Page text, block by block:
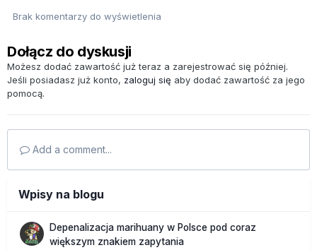
Brak komentarzy do wyświetlenia
Dołącz do dyskusji
Możesz dodać zawartość już teraz a zarejestrować się później.
Jeśli posiadasz już konto, zaloguj się aby dodać zawartość za jego
pomocą.
Add a comment...
Wpisy na blogu
Depenalizacja marihuany w Polsce pod coraz
większym znakiem zapytania